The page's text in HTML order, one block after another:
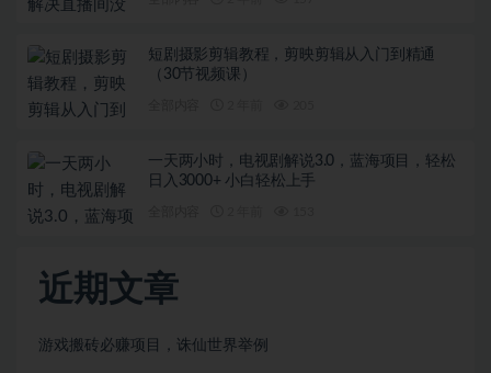
短剧摄影剪辑教程，剪映剪辑从入门到精通
（30节视频课）
一天两小时，电视剧解说3.0，蓝海项目，轻松
日入3000+ 小白轻松上手
近期文章
游戏搬砖必赚项目，诛仙世界举例